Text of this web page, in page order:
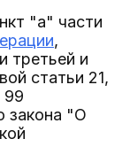
"а" части
,
третьей и
статьи 21,
99
закона "О